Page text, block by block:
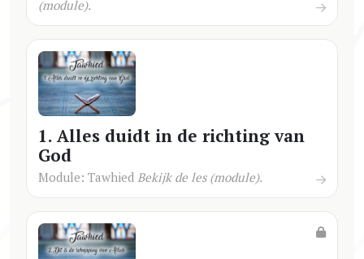
(module).
1. Alles duidt in de richting van
God
Module: Tawhied Bekijk de les (module).